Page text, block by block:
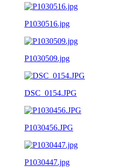
P1030516.jpg
P1030509.jpg
DSC_0154.JPG
P1030456.JPG
P1030447.jpg